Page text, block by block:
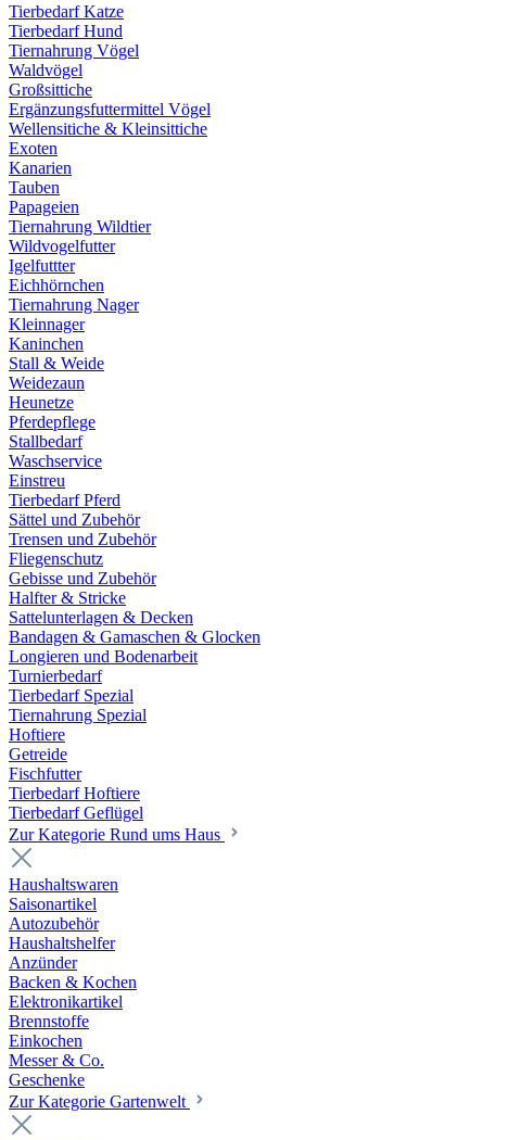
Tierbedarf Katze
Tierbedarf Hund
Tiernahrung Vögel
Waldvögel
Großsittiche
Ergänzungsfuttermittel Vögel
Wellensitiche & Kleinsittiche
Exoten
Kanarien
Tauben
Papageien
Tiernahrung Wildtier
Wildvogelfutter
Igelfuttter
Eichhörnchen
Tiernahrung Nager
Kleinnager
Kaninchen
Stall & Weide
Weidezaun
Heunetze
Pferdepflege
Stallbedarf
Waschservice
Einstreu
Tierbedarf Pferd
Sättel und Zubehör
Trensen und Zubehör
Fliegenschutz
Gebisse und Zubehör
Halfter & Stricke
Sattelunterlagen & Decken
Bandagen & Gamaschen & Glocken
Longieren und Bodenarbeit
Turnierbedarf
Tierbedarf Spezial
Tiernahrung Spezial
Hoftiere
Getreide
Fischfutter
Tierbedarf Hoftiere
Tierbedarf Geflügel
Zur Kategorie Rund ums Haus
Haushaltswaren
Saisonartikel
Autozubehör
Haushaltshelfer
Anzünder
Backen & Kochen
Elektronikartikel
Brennstoffe
Einkochen
Messer & Co.
Geschenke
Zur Kategorie Gartenwelt